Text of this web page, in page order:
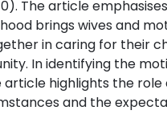
The article
brings wives and
in caring for their
In identifying the
highlights the role
and the